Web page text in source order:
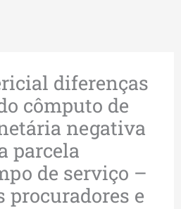
diferenças
cômputo de
negativa
parcela
de serviço –
procuradores e